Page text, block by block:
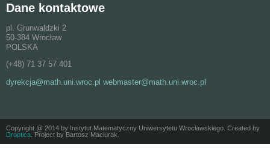
Dane kontaktowe
pl. Grunwaldzki 2
50-384 Wrocław
POLSKA
(+48) 71 37 57 401
dyrekcja@math.uni.wroc.pl webmaster@math.uni.wroc.pl
Copyright @ 2014 by Instytut Matematyczny Uniwersytetu Wrocławskiego. Created by
Droptica . Project by Bartosz Maciurak.